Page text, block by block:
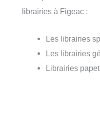
librairies à Figeac :
Les librairies
Les librairies
Librairies